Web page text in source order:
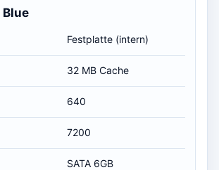
Blue
Festplatte (intern)
32 MB Cache
640
7200
SATA 6GB